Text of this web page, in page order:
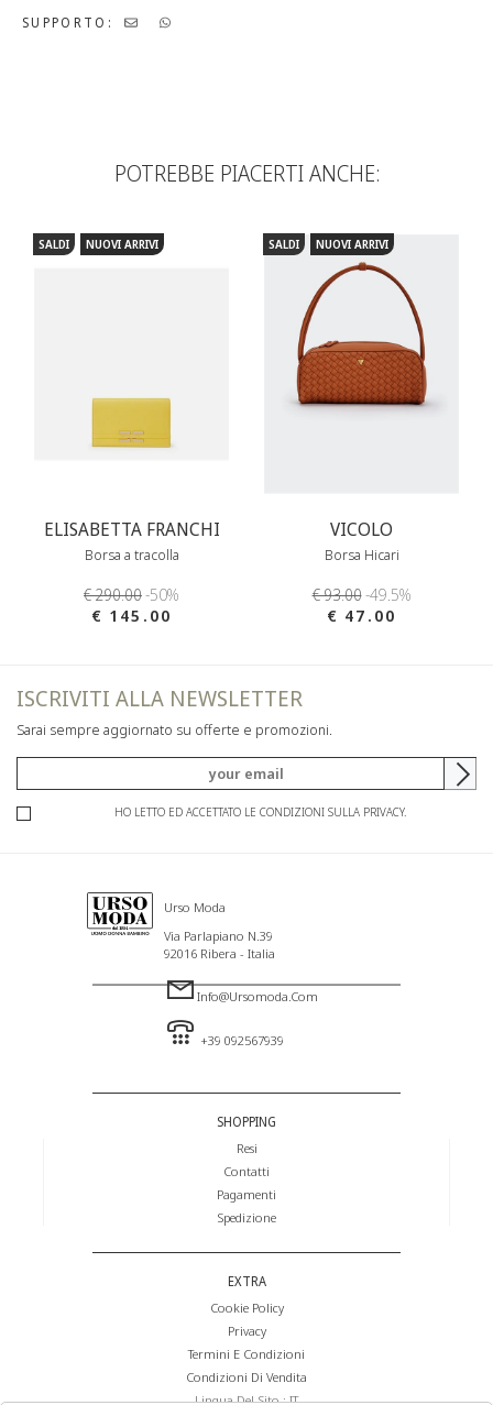
SUPPORTO:
POTREBBE PIACERTI ANCHE:
SALDI NUOVI ARRIVI
ELISABETTA FRANCHI
Borsa a tracolla
€ 290.00-50%
€ 145.00
SALDI NUOVI ARRIVI
VICOLO
Borsa Hicari
€ 93.00-49.5%
€ 47.00
ISCRIVITI ALLA NEWSLETTER
Sarai sempre aggiornato su offerte e promozioni.
HO LETTO ED ACCETTATO LE CONDIZIONI SULLA PRIVACY.
Urso Moda
Via Parlapiano N.39
92016 Ribera - Italia
Info@ursomoda.com
+39 092567939
SHOPPING
Resi
Contatti
Pagamenti
Spedizione
EXTRA
Cookie Policy
Privacy
Termini E Condizioni
Condizioni Di Vendita
Lingua Del Sito : IT